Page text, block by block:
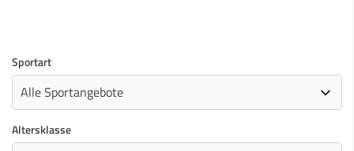
Sportart
Altersklasse